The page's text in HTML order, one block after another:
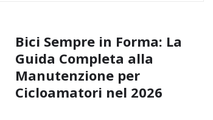
Bici Sempre in Forma: La
Guida Completa alla
Manutenzione per
Cicloamatori nel 2026